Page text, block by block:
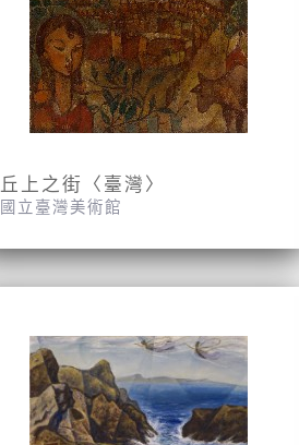
丘上之街〈臺灣〉
國立臺灣美術館